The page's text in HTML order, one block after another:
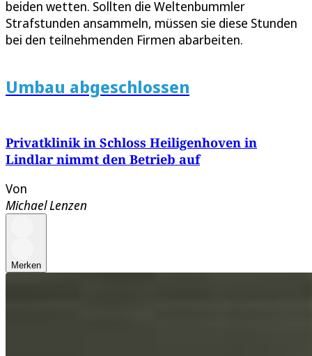
beiden wetten. Sollten die Weltenbummler
Strafstunden ansammeln, müssen sie diese Stunden
bei den teilnehmenden Firmen abarbeiten.
Umbau abgeschlossen
Privatklinik in Schloss Heiligenhoven in
Lindlar nimmt den Betrieb auf
Von
Michael Lenzen
Merken